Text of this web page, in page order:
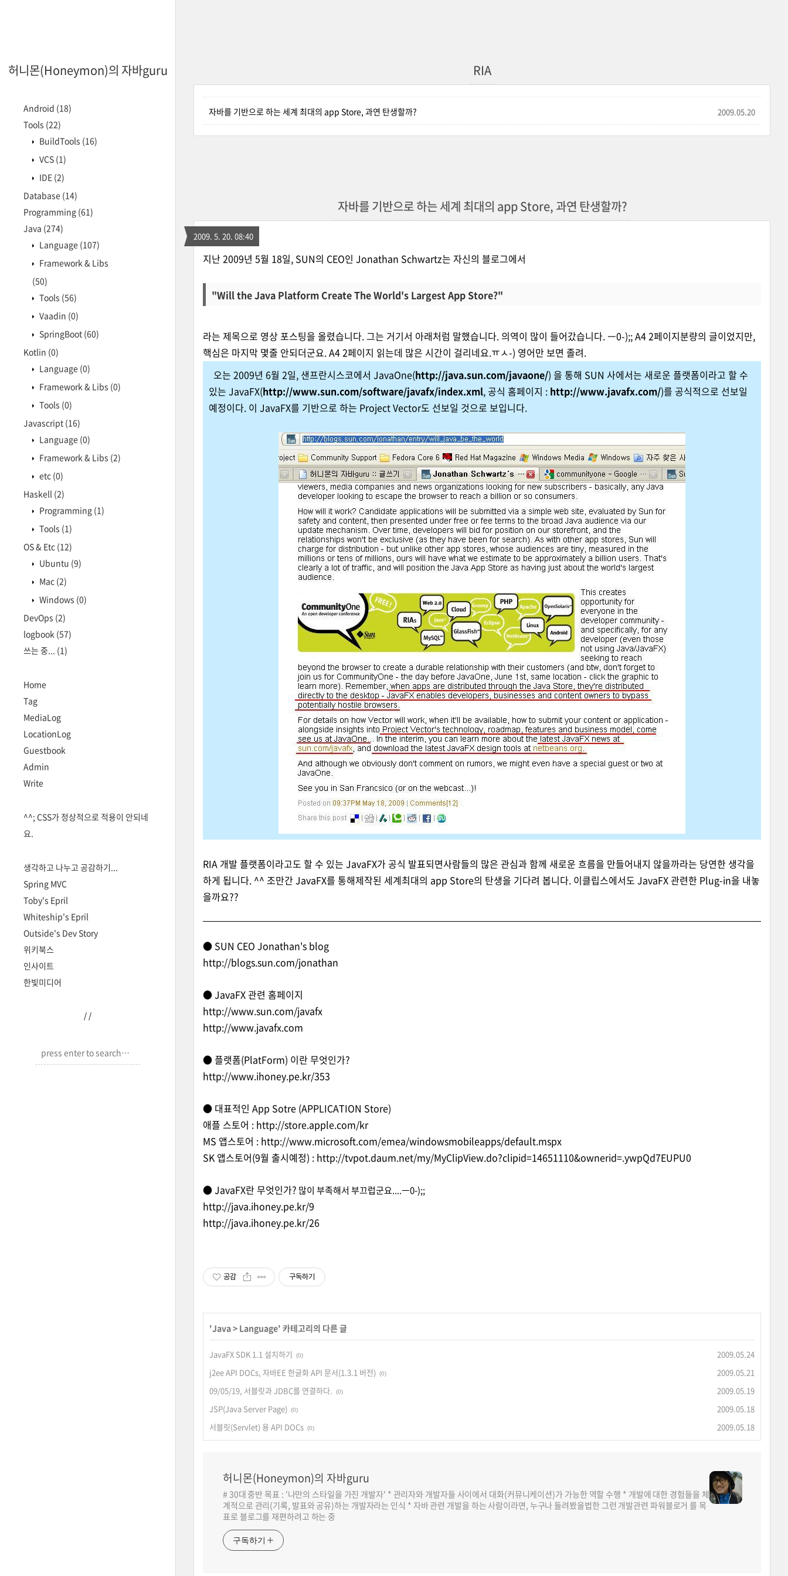
허니몬(Honeymon)의 자바guru
Android (18)
Tools (22)
BuildTools (16)
VCS (1)
IDE (2)
Database (14)
Programming (61)
Java (274)
Language (107)
Framework & Libs
(50)
Tools (56)
Vaadin (0)
SpringBoot (60)
Kotlin (0)
Language (0)
Framework & Libs (0)
Tools (0)
Javascript (16)
Language (0)
Framework & Libs (2)
etc (0)
Haskell (2)
Programming (1)
Tools (1)
OS & Etc (12)
Ubuntu (9)
Mac (2)
Windows (0)
DevOps (2)
logbook (57)
쓰는 중... (1)
Home
Tag
MediaLog
LocationLog
Guestbook
Admin
Write
^^; CSS가 정상적으로 적용이 안되네
요.
생각하고 나누고 공감하기...
Spring MVC
Toby's Epril
Whiteship's Epril
Outside's Dev Story
위키북스
인사이트
한빛미디어
/ /
RIA
자바를 기반으로 하는 세계 최대의 app Store, 과연 탄생할까? 2009.05.20
자바를 기반으로 하는 세계 최대의 app Store, 과연 탄생할까?
2009. 5. 20. 08:40
지난 2009년 5월 18일, SUN의 CEO인 Jonathan Schwartz는 자신의 블로그에서
"Will the Java Platform Create The World's Largest App Store?"
라는 제목으로 영상 포스팅을 올렸습니다. 그는 거기서 아래처럼 말했습니다. 의역이 많이 들어갔습니다. ㅡ0-);; A4 2페이지분량의 글이었지만,
핵심은 마지막 몇줄 안되더군요. A4 2페이지 읽는데 많은 시간이 걸리네요.ㅠㅅ-) 영어만 보면 졸려.
오는 2009년 6월 2일, 샌프란시스코에서 JavaOne(http://java.sun.com/javaone/) 을 통해 SUN 사에서는 새로운 플랫폼이라고 할 수
있는 JavaFX(http://www.sun.com/software/javafx/index.xml, 공식 홈페이지 : http://www.javafx.com/)를 공식적으로 선보일
예정이다. 이 JavaFX를 기반으로 하는 Project Vector도 선보일 것으로 보입니다.
RIA 개발 플랫폼이라고도 할 수 있는 JavaFX가 공식 발표되면사람들의 많은 관심과 함께 새로운 흐름을 만들어내지 않을까라는 당연한 생각을
하게 됩니다. ^^ 조만간 JavaFX를 통해제작된 세계최대의 app Store의 탄생을 기다려 봅니다. 이클립스에서도 JavaFX 관련한 Plug-in을 내놓
을까요??
● SUN CEO Jonathan's blog
http://blogs.sun.com/jonathan
● JavaFX 관련 홈페이지
http://www.sun.com/javafx
http://www.javafx.com
● 플랫폼(PlatForm) 이란 무엇인가?
http://www.ihoney.pe.kr/353
● 대표적인 App Sotre (APPLICATION Store)
애플 스토어 : http://store.apple.com/kr
MS 앱스토어 : http://www.microsoft.com/emea/windowsmobileapps/default.mspx
SK 앱스토어(9월 출시예정) : http://tvpot.daum.net/my/MyClipView.do?clipid=14651110&ownerid=.ywpQd7EUPU0
● JavaFX란 무엇인가? 많이 부족해서 부끄럽군요....ㅡ0-);;
http://java.ihoney.pe.kr/9
http://java.ihoney.pe.kr/26
공감 구독하기
'Java> Language' 카테고리의 다른 글
JavaFX SDK 1.1 설치하기 (0)
2009.05.24
j2ee API DOCs, 자바EE 한글화 API 문서(1.3.1 버전)
(0)
2009.05.21
09/05/19, 서블릿과 JDBC를 연결하다.
(0)
2009.05.19
JSP(Java Server Page)
(0)
2009.05.18
서블릿(Servlet) 용 API DOCs (0) 2009.05.18
허니몬(Honeymon)의 자바guru
# 30대 중반 목표 : '나만의 스타일을 가진 개발자' * 관리자와 개발자들 사이에서 대화(커뮤니케이션)가 가능한 역할 수행 * 개발에 대한 경험들을 체
계적으로 관리(기록, 발표와 공유)하는 개발자라는 인식 * 자바 관련 개발을 하는 사람이라면, 누구나 들려봤을법한 그런 개발관련 파워블로거 를 목
표로 블로그를 재편하려고 하는 중
구독하기